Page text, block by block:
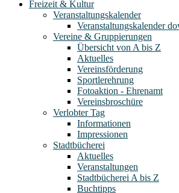
Freizeit & Kultur
Veranstaltungskalender
Veranstaltungskalender
Vereine & Gruppierungen
Übersicht von A bis Z
Aktuelles
Vereinsförderung
Sportlerehrung
Fotoaktion - Ehrenamt
Vereinsbroschüre
Verlobter Tag
Informationen
Impressionen
Stadtbücherei
Aktuelles
Veranstaltungen
Stadtbücherei A bis Z
Buchtipps